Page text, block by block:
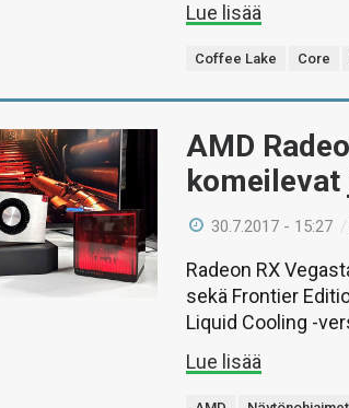
Lue lisää
Coffee Lake Core
AMD
30.7.2017 - 15:27
Radeon RX
sekä Frontier
Liquid Cooling -
Lue lisää